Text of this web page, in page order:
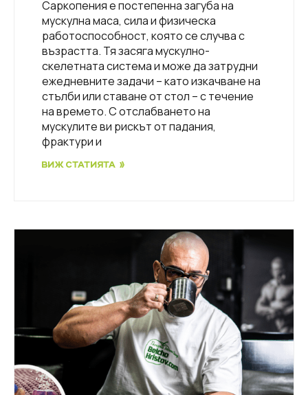
Саркопения е постепенна загуба на
мускулна маса, сила и физическа
работоспособност, която се случва с
възрастта. Тя засяга мускулно-
скелетната система и може да затрудни
ежедневните задачи – като изкачване на
стълби или ставане от стол – с течение
на времето. С отслабването на
мускулите ви рискът от падания,
фрактури и
ВИЖ СТАТИЯТА »